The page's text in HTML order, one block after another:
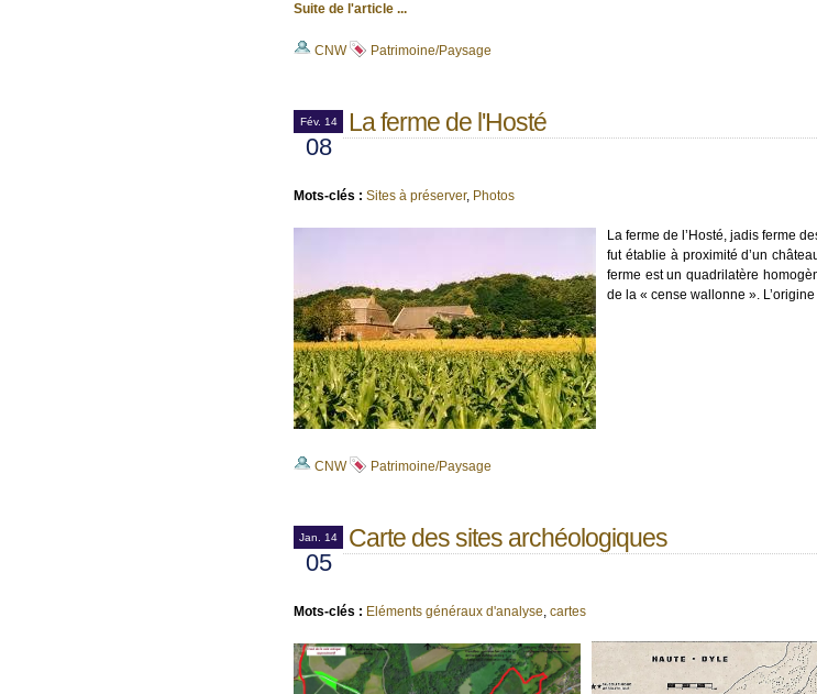
Suite de l'article ...
CNW Patrimoine/Paysage
Fév. 14
08
La ferme de l'Hosté
Mots-clés : Sites à préserver, Photos
La ferme de l’Hosté, jadis ferme
fut établie à proximité d’un
ferme est un quadrilatère
de la « cense wallonne ».
CNW Patrimoine/Paysage
Jan. 14
05
Carte des sites archéologiques
Mots-clés : Eléments généraux d'analyse, cartes